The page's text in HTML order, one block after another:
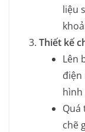
liệu
Thiết kế
Lên
điện
hình
Quá
chẽ